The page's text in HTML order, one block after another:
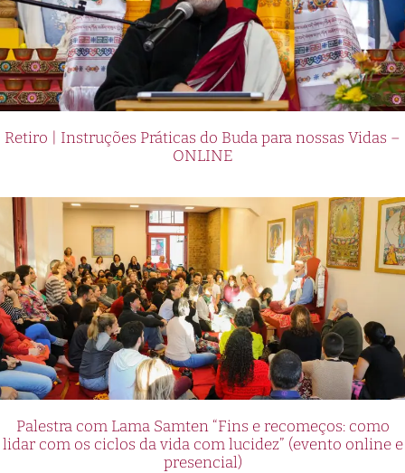
Retiro | Instruções Práticas do Buda para nossas Vidas –
ONLINE
Palestra com Lama Samten “Fins e recomeços: como
lidar com os ciclos da vida com lucidez” (evento online e
presencial)